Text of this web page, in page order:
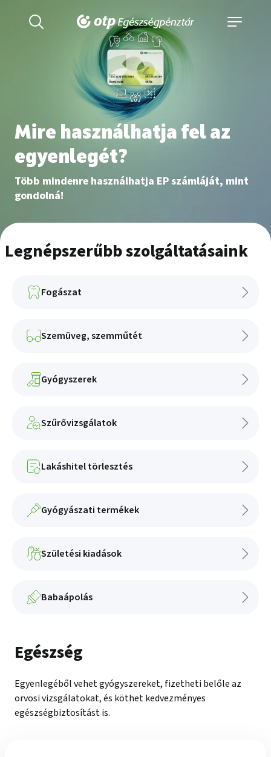
Mire használhatja fel az
egyenlegét?
Több mindenre használhatja EP számláját, mint
gondolná!
Legnépszerűbb szolgáltatásaink
Fogászat
Szemüveg, szemműtét
Gyógyszerek
Szűrővizsgálatok
Lakáshitel törlesztés
Gyógyászati termékek
Születési kiadások
Babaápolás
Egészség
Egyenlegéből vehet gyógyszereket, fizetheti belőle az
orvosi vizsgálatokat, és köthet kedvezményes
egészségbiztosítást is.